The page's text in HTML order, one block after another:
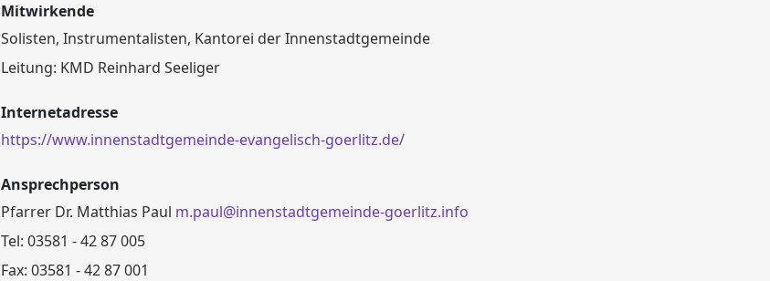
Mitwirkende
Solisten, Instrumentalisten, Kantorei der Innenstadtgemeinde
Leitung: KMD Reinhard Seeliger
Internetadresse
https://www.innenstadtgemeinde-evangelisch-goerlitz.de/
Ansprechperson
Pfarrer Dr. Matthias Paul m.paul@innenstadtgemeinde-goerlitz.info
Tel: 03581 - 42 87 005
Fax: 03581 - 42 87 001